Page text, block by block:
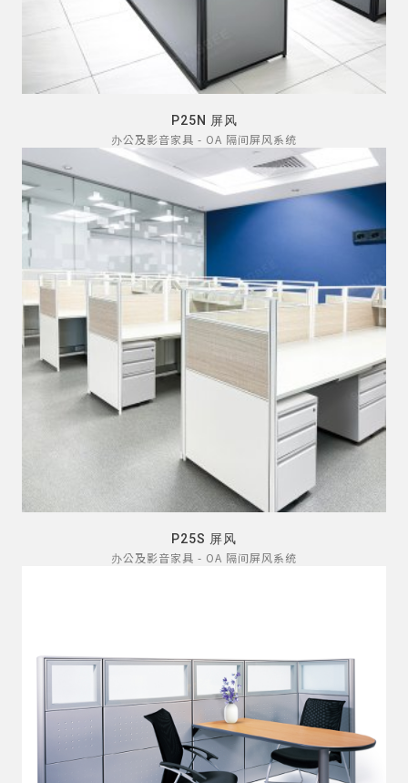
P25N 屏风
办公及影音家具 - OA 隔间屏风系统
P25S 屏风
办公及影音家具 - OA 隔间屏风系统